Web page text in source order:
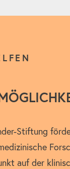
Stiftung
auf der